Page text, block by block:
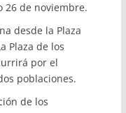
26 de noviembre.
desde la Plaza
Plaza de los
por el
poblaciones.
de los